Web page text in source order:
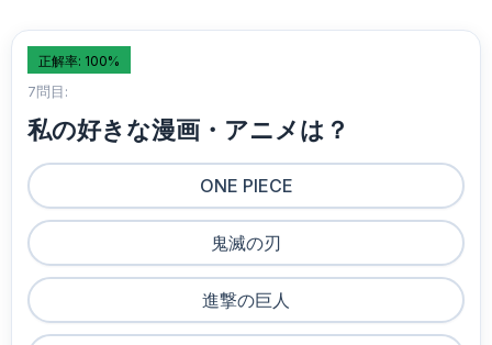
正解率: 100%
7問目:
私の好きな漫画・アニメは？
ONE PIECE
鬼滅の刃
進撃の巨人